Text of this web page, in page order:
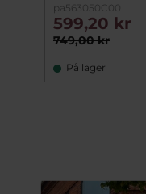
pa563050C00
749,00 kr
599,20 kr
På lager